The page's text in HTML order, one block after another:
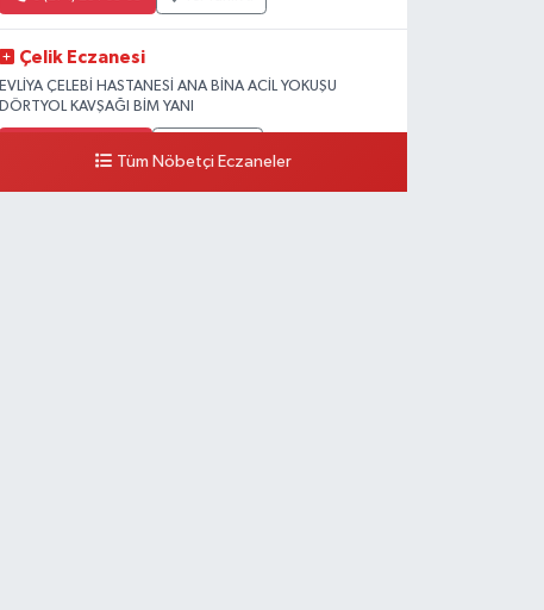
Çelik Eczanesi
EVLİYA ÇELEBİ HASTANESİ ANA BİNA ACİL YOKUŞU
DÖRTYOL KAVŞAĞI BİM YANI
Tüm Nöbetçi Eczaneler